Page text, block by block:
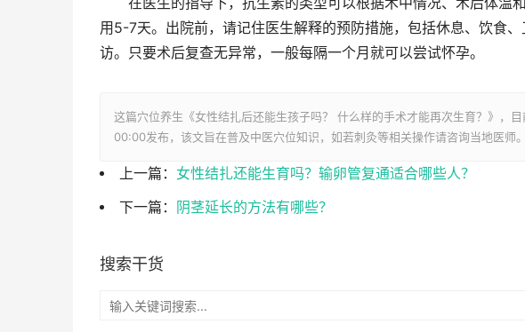
用5-7天。出院前，请记住医生解释的预防措施，包括休息、饮食
访。只要术后复查无异常，一般每隔一个月就可以尝试怀孕。
这篇穴位养生《女性结扎后还能生孩子吗？ 什么样的手术才能再次生育？》，目
00:00发布，该文旨在普及中医穴位知识，如若刺灸等相关操作请咨询当地医师。
上一篇： 女性结扎还能生育吗？输卵管复通适合哪些人？
下一篇：
阴茎延长的方法有哪些？
搜索干货